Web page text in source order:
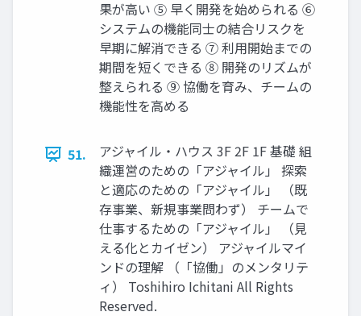
果が⾼い ⑤ 早く開発を始められる ⑥
システムの機能同⼠の結合リスクを
早期に解消できる ⑦ 利⽤開始までの
期間を短くできる ⑧ 開発のリズムが
整えられる ⑨ 協働を育み、チームの
機能性を⾼める
51.
アジャイル・ハウス 3F 2F 1F 基礎 組
織運営のための「アジャイル」 探索
と適応のための「アジャイル」 （既
存事業、新規事業問わず） チームで
仕事するための「アジャイル」 （⾒
える化とカイゼン） アジャイルマイ
ンドの理解 （「協働」のメンタリテ
ィ） Toshihiro Ichitani All Rights
Reserved.